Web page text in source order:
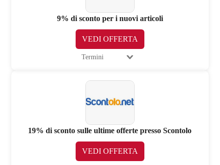
9% di sconto per i nuovi articoli
VEDI OFFERTA
Termini
19% di sconto sulle ultime offerte presso Scontolo
VEDI OFFERTA